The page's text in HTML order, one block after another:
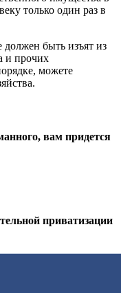
только один раз в
быть изъят из
и прочих
можете
вам придется
приватизации